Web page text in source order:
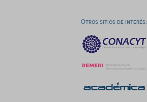
Otros sitios de interés: